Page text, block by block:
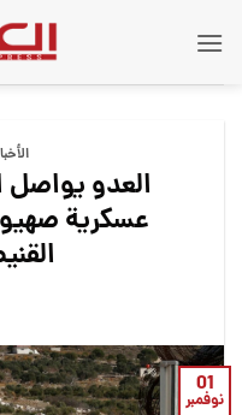
عسكرية
01
نوفمبر